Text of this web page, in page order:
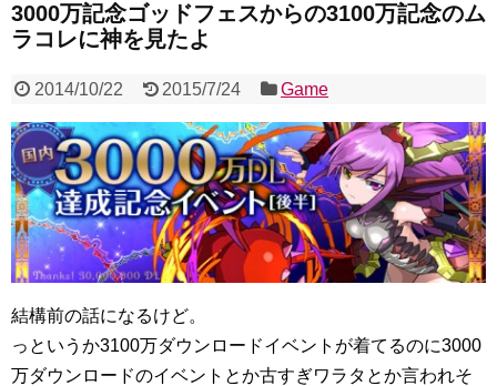
3000万記念ゴッドフェスからの3100万記念のム
ラコレに神を見たよ
2014/10/22 2015/7/24 Game
結構前の話になるけど。
っというか3100万ダウンロードイベントが着てるのに3000
万ダウンロードのイベントとか古すぎワラタとか言われそ